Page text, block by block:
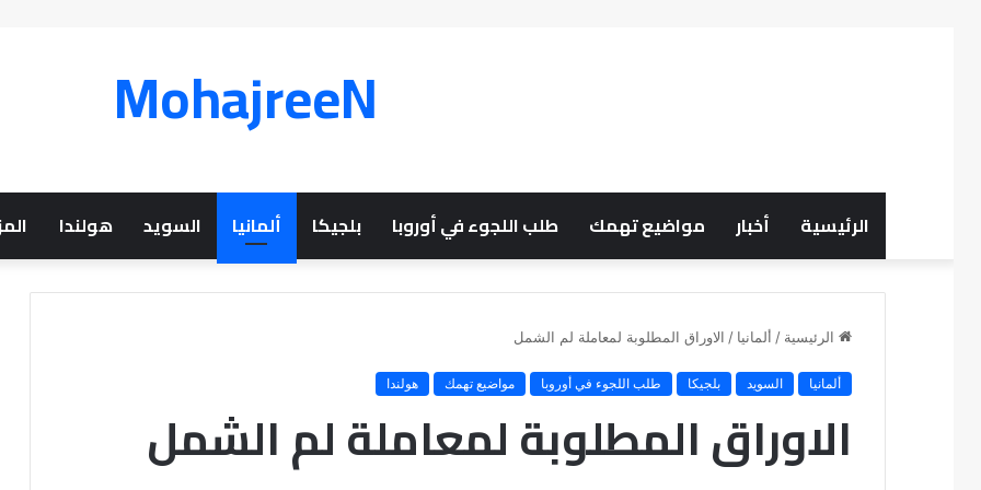
MohajreeN
الرئيسية أخبار مواضيع تهمك طلب اللجوء في أوروبا بلجيكا ألمانيا السويد هولندا
الرئيسية / ألمانيا / الاوراق المطلوبة لمعاملة لم الشمل
ألمانيا السويد بلجيكا طلب اللجوء في أوروبا مواضيع تهمك هولندا
الاوراق المطلوبة لمعاملة لم الشمل